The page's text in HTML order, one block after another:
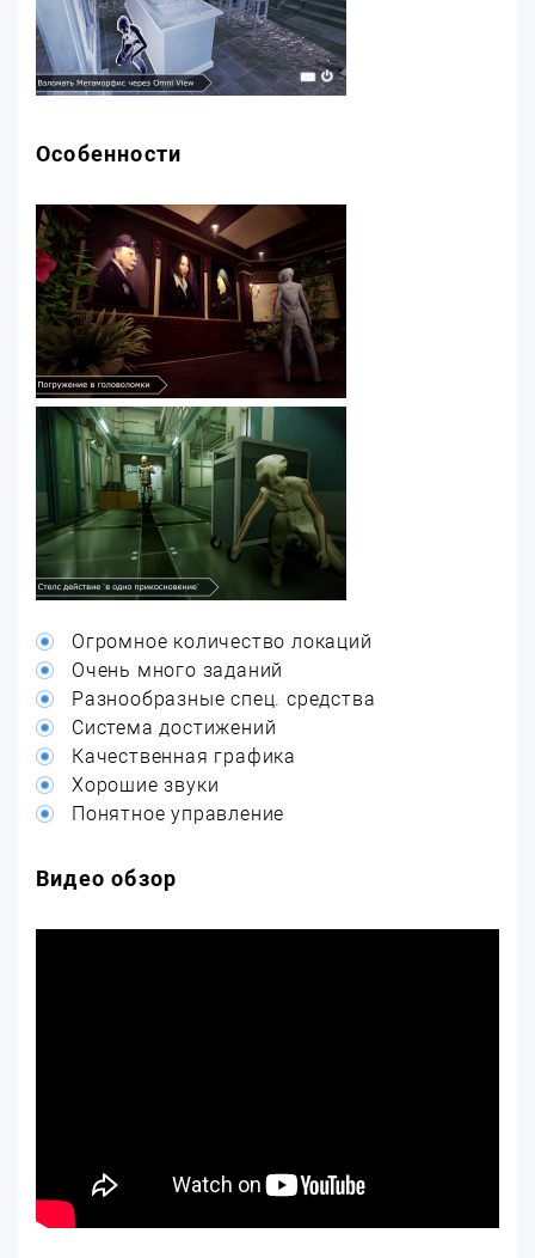
Особенности
Огромное количество локаций
Очень много заданий
Разнообразные спец. средства
Система достижений
Качественная графика
Хорошие звуки
Понятное управление
Видео обзор